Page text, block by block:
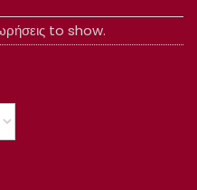
to show.